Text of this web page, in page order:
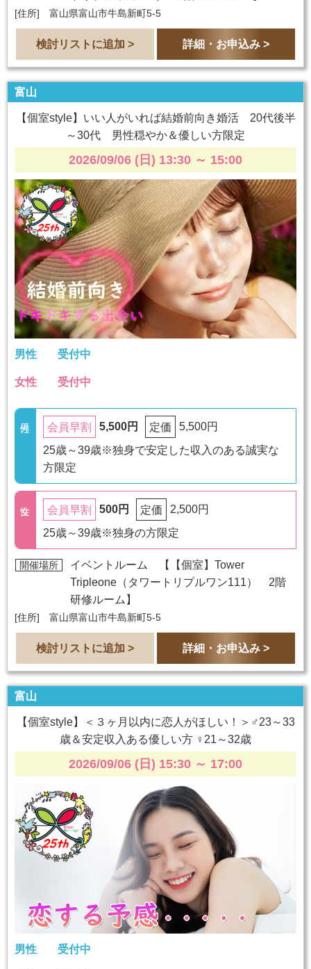
[住所] 富山県富山市牛島新町5-5
検討リストに追加 > 詳細・お申込み >
富山
【個室style】いい人がいれば結婚前向き婚活 20代後半
～30代 男性穏やか＆優しい方限定
2026/09/06 (日) 13:30 ～ 15:00
男性 受付中
女性 受付中
会員早割 5,500円 定価
5,500円
25歳～39歳※独身で安定した収入のある誠実な
方限定
会員早割 500円 定価
2,500円
25歳～39歳※独身の方限定
開催場所 イベントルーム 【
【個室】Tower
Tripleone（タワートリプルワン111） 2階
研修ルーム 】
[住所] 富山県富山市牛島新町5-5
検討リストに追加 > 詳細・お申込み >
富山
【個室style】＜３ヶ月以内に恋人がほしい！＞♂23～33
歳＆安定収入ある優しい方 ♀21～32歳
2026/09/06 (日) 15:30 ～ 17:00
男性 受付中